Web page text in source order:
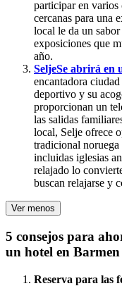
participar en varios
cercanas para una
local le da un
exposiciones que
año.
SeljeSe abrirá en
encantadora
deportivo y su
proporcionan un
las salidas
local, Selje ofrece
tradicional
incluidas iglesias
relajado lo
buscan relajarse y
Ver menos
5 consejos para
un hotel en Barmen
Reserva para las